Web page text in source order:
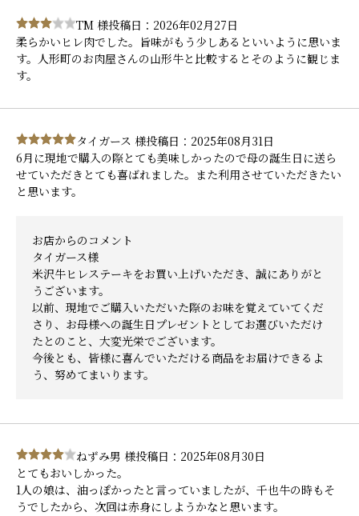
TM 様投稿日：2026年02月27日
柔らかいヒレ肉でした。旨味がもう少しあるといいように思いま
す。人形町のお肉屋さんの山形牛と比較するとそのように観じま
す。
タイガース 様投稿日：2025年08月31日
6月に現地で購入の際とても美味しかったので母の誕生日に送ら
せていただきとても喜ばれました。また利用させていただきたい
と思います。
お店からのコメント
タイガース様
米沢牛ヒレステーキをお買い上げいただき、誠にありがと
うございます。
以前、現地でご購入いただいた際のお味を覚えていてくだ
さり、お母様への誕生日プレゼントとしてお選びいただけ
たとのこと、大変光栄でございます。
今後とも、皆様に喜んでいただける商品をお届けできるよ
う、努めてまいります。
ねずみ男 様投稿日：2025年08月30日
とてもおいしかった。
1人の娘は、油っぽかったと言っていましたが、千也牛の時もそ
うでしたから、次回は赤身にしようかなと思います。